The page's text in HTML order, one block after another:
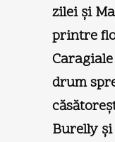
zilei şi
printre
drum
Burelly